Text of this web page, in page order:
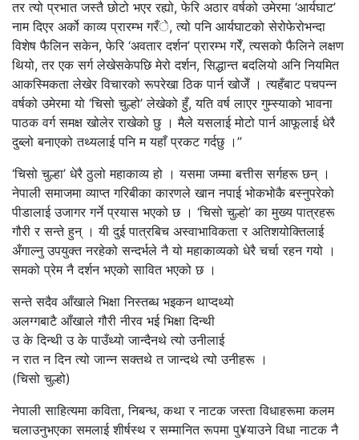
तर त्यो प्रभात जस्तै छोटो भएर रह्यो, फेरि अठार वर्षको उमेरमा ‘आर्यघाट’
नाम दिएर अर्को काव्य प्रारम्भ गरँे, त्यो पनि आर्यघाटको सेरोफेरोभन्दा
विशेष फैलिन सकेन, फेरि ‘अवतार दर्शन’ प्रारम्भ गरेँ, त्यसको फैलिने लक्षण
थियो, तर एक सर्ग लेखेसकेपछि मेरो दर्शन, सिद्धान्त बदलियो अनि नियमित
आकस्मिकता लेखेर विचारको रूपरेखा ठिक पार्न खोजेँ । त्यहँबाट पचपन्न
वर्षको उमेरमा यो ‘चिसो चुल्हो’ लेखेको हुँ, यति वर्ष लाएर गुम्स्याको भावना
पाठक वर्ग समक्ष खोलेर राखेको छु । मैले यसलाई मोटो पार्न आफूलाई धेरै
दुब्लो बनाएको तथ्यलाई पनि म यहाँ प्रकट गर्दछु ।”
‘चिसो चुल्हा’ धेरै ठुलो महाकाव्य हो । यसमा जम्मा बत्तीस सर्गहरू छन् ।
नेपाली समाजमा व्याप्त गरिबीका कारणले खान नपाई भोकभोकै बस्नुपरेको
पीडालाई उजागर गर्ने प्रयास भएको छ । ‘चिसो चुल्हो’ का मुख्य पात्रहरू
गौरी र सन्ते हुन् । यी दुई पात्रबिच अस्वाभाविकता र अतिशयोक्तिलाई
अँगाल्नु उपयुक्त नरहेको सन्दर्भले नै यो महाकाव्यको धेरै चर्चा रहन गयो ।
समको प्रेम नै दर्शन भएको सावित भएको छ ।
सन्ते सदैव आँखाले भिक्षा निस्तब्ध भइकन थाप्दथ्यो
अलग्गबाटै आँखाले गौरी नीरव भई भिक्षा दिन्थी
उ के दिन्थी उ के पाउँथ्यो जान्दैनथे त्यो उनीलाई
न रात न दिन त्यो जान्न सक्तथे त जान्दथे त्यो उनीहरू ।
(चिसो चुल्हो)
नेपाली साहित्यमा कविता, निबन्ध, कथा र नाटक जस्ता विधाहरूमा कलम
चलाउनुभएका समलाई शीर्षस्थ र सम्मानित रूपमा पु¥याउने विधा नाटक नै